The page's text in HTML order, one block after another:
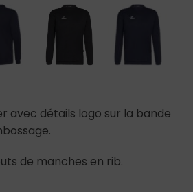
avec détails logo sur la bande
de manches en rib.